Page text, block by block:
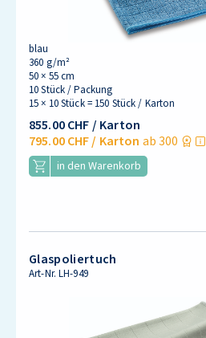
blau
360 g/m²
50 × 55 cm
10 Stück / Packung
15 × 10 Stück = 150 Stück / Karton
855.00 CHF/ Karton
795.00 CHF/ Karton ab 300
in den Warenkorb
Glaspoliertuch
Art-Nr.LH-949